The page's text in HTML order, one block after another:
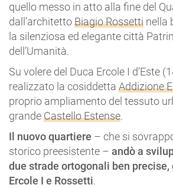
quello messo in atto alla fine del
dall’architettoBiagio Rossetti nella
la silenziosa ed elegante città
dell’Umanità.
Su volere del Duca Ercole I d’Este
realizzato la cosiddetta Addizione
proprio ampliamento del tessuto
grandeCastello Estense.
Il nuovo quartiere – che si
storico preesistente – andò a
due strade ortogonali ben
Ercole I e Rossetti.